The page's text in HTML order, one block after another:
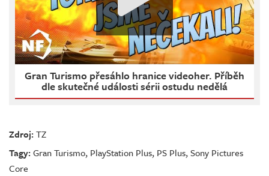
Gran Turismo přesáhlo hranice videoher. Příběh
dle skutečné události sérii ostudu nedělá
Zdroj:TZ
Tagy:Gran Turismo, PlayStation Plus, PS Plus,Sony Pictures
Core